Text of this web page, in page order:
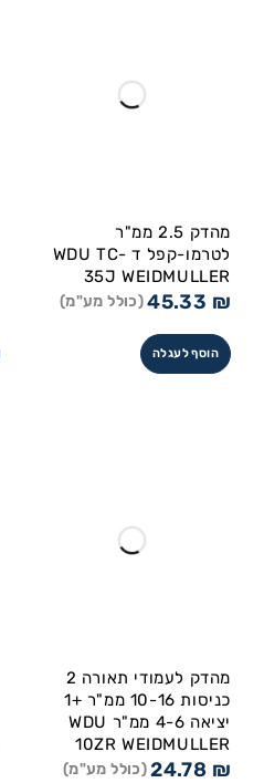
מהדק 2.5 ממ"ר
לטרמו-קפל ד WDU TC-
35J WEIDMULLER
45.33 ₪ (כולל מע"מ)
הוסף לעגלה
מהדק לעמודי תאורה 2
כניסות 10-16 ממ"ר +1
יציאה 4-6 ממ"ר WDU
10ZR WEIDMULLER
24.78 ₪ (כולל מע"מ)